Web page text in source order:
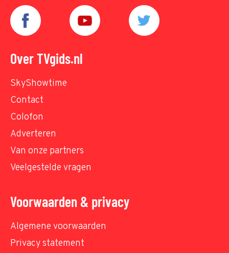
Over TVgids.nl
SkyShowtime
Contact
Colofon
Adverteren
Van onze partners
Veelgestelde vragen
Voorwaarden & privacy
Algemene voorwaarden
Privacy statement